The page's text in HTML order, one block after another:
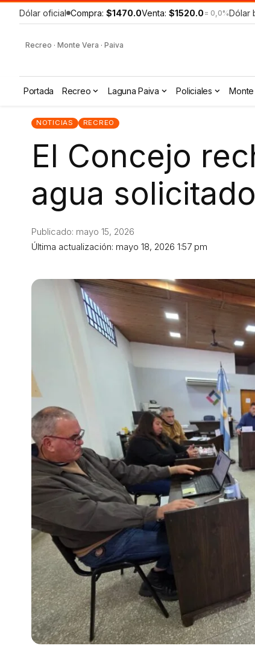
Dólar oficial Compra: $1470.0Venta: $1520.0 = 0,0%Dólar
Recreo · Monte Vera · Paiva
Portada Recreo Laguna Paiva Policiales
NOTICIAS RECREO
El Concejo
agua
Última actualización: mayo 18, 2026 1:57 pm
Publicado: mayo 15, 2026